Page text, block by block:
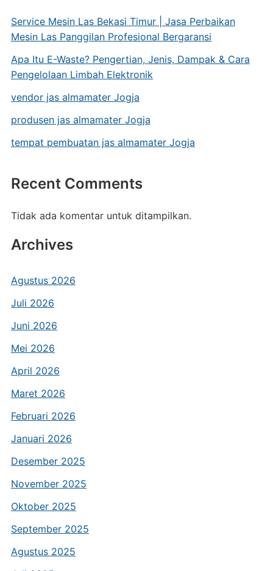
Service Mesin Las Bekasi Timur | Jasa Perbaikan
Mesin Las Panggilan Profesional Bergaransi
Apa Itu E-Waste? Pengertian, Jenis, Dampak & Cara
Pengelolaan Limbah Elektronik
vendor jas almamater Jogja
produsen jas almamater Jogja
tempat pembuatan jas almamater Jogja
Recent Comments
Tidak ada komentar untuk ditampilkan.
Archives
Agustus 2026
Juli 2026
Juni 2026
Mei 2026
April 2026
Maret 2026
Februari 2026
Januari 2026
Desember 2025
November 2025
Oktober 2025
September 2025
Agustus 2025